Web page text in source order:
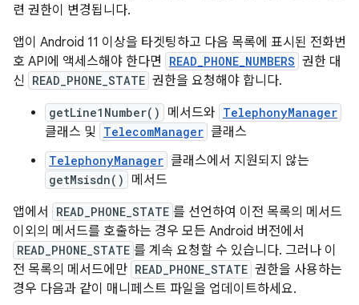
련 권한이 변경됩니다.
앱이 Android 11 이상을 타겟팅하고 다음 목록에 표시된 전화번
호 API에 액세스해야 한다면
READ_PHONE_NUMBERS 권한 대
신 READ_PHONE_STATE 권한을 요청해야 합니다.
getLine1Number() 메서드와 TelephonyManager
클래스 및 TelecomManager 클래스
TelephonyManager 클래스에서 지원되지 않는
getMsisdn()
메서드
앱에서
READ_PHONE_STATE 를 선언하여 이전 목록의 메서드
이외의 메서드를 호출하는 경우 모든 Android 버전에서
READ_PHONE_STATE 를 계속 요청할 수 있습니다. 그러나 이
전 목록의 메서드에만 READ_PHONE_STATE 권한을 사용하는
경우 다음과 같이 매니페스트 파일을 업데이트하세요.